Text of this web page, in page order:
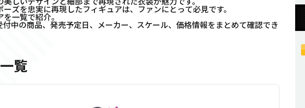
ズを忠実に再現したフィギュアは、ファンにとって必見です。
を一覧で紹介。
中の商品、発売予定日、メーカー、スケール、価格情報をまとめて確認でき
覧